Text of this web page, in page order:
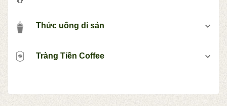
Thức uống di sản
Tràng Tiền Coffee